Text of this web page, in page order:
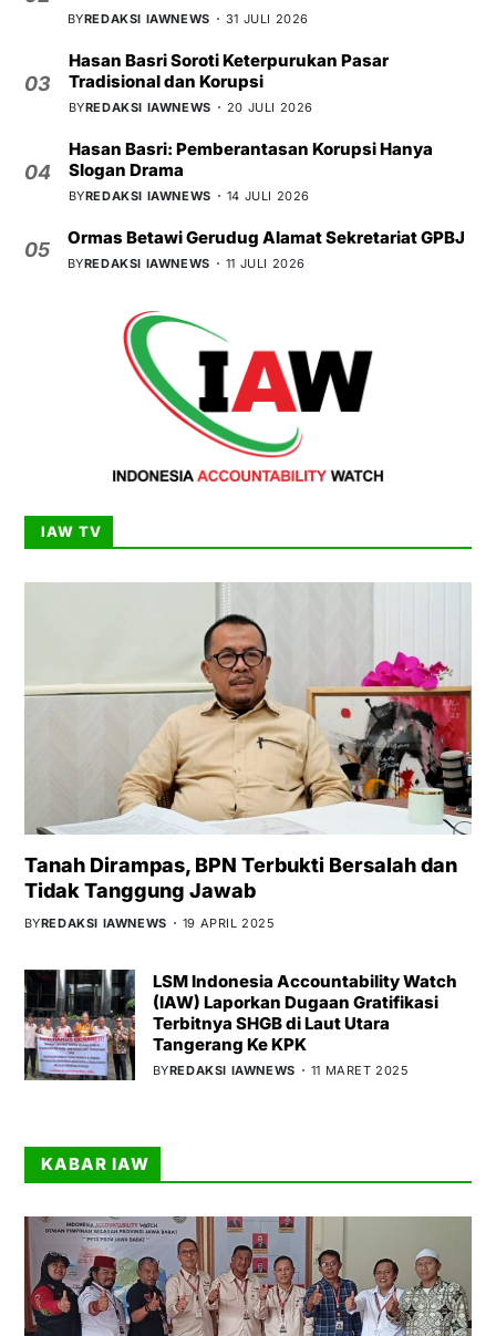
BYREDAKSI IAWNEWS 31 JULI 2026
03
Hasan Basri Soroti Keterpurukan Pasar
Tradisional dan Korupsi
BYREDAKSI IAWNEWS 20 JULI 2026
04
Hasan Basri: Pemberantasan Korupsi Hanya
Slogan Drama
BYREDAKSI IAWNEWS 14 JULI 2026
05
Ormas Betawi Gerudug Alamat Sekretariat GPBJ
BYREDAKSI IAWNEWS 11 JULI 2026
IAW TV
Tanah Dirampas, BPN Terbukti Bersalah dan
Tidak Tanggung Jawab
BYREDAKSI IAWNEWS 19 APRIL 2025
LSM Indonesia Accountability Watch
(IAW) Laporkan Dugaan Gratifikasi
Terbitnya SHGB di Laut Utara
Tangerang Ke KPK
BYREDAKSI IAWNEWS 11 MARET 2025
KABAR IAW